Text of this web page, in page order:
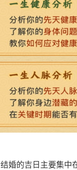
婚的吉日主要集中